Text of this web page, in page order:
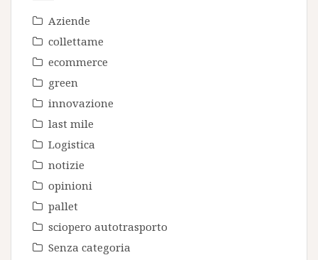
Aziende
collettame
ecommerce
green
innovazione
last mile
Logistica
notizie
opinioni
pallet
sciopero autotrasporto
Senza categoria